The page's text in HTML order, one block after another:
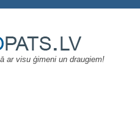
ar visu ģimeni un draugiem!